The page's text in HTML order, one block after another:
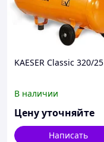
KAESER Classic 320/25
В наличии
Цену уточняйте
Написать